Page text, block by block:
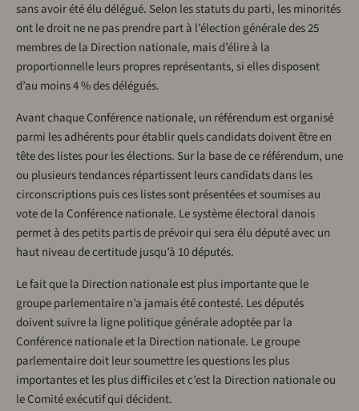
sans avoir été élu délégué. Selon les statuts du parti, les minorités
ont le droit ne ne pas prendre part à l’élection générale des 25
membres de la Direction nationale, mais d’élire à la
proportionnelle leurs propres représentants, si elles disposent
d’au moins 4 % des délégués.
Avant chaque Conférence nationale, un référendum est organisé
parmi les adhérents pour établir quels candidats doivent être en
tête des listes pour les élections. Sur la base de ce référendum, une
ou plusieurs tendances répartissent leurs candidats dans les
circonscriptions puis ces listes sont présentées et soumises au
vote de la Conférence nationale. Le système électoral danois
permet à des petits partis de prévoir qui sera élu député avec un
haut niveau de certitude jusqu’à 10 députés.
Le fait que la Direction nationale est plus importante que le
groupe parlementaire n’a jamais été contesté. Les députés
doivent suivre la ligne politique générale adoptée par la
Conférence nationale et la Direction nationale. Le groupe
parlementaire doit leur soumettre les questions les plus
importantes et les plus difficiles et c’est la Direction nationale ou
le Comité exécutif qui décident.